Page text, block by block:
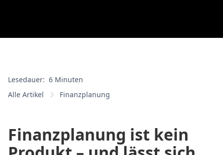
Lesedauer: 6 Minuten
Alle Artikel
Finanzplanung
Finanzplanung ist kein